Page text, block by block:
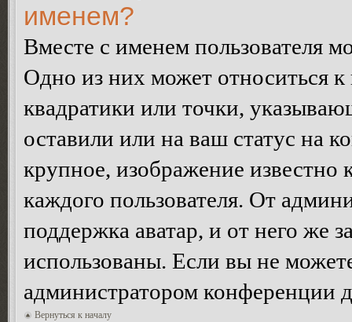
именем?
Вместе с именем пользователя
Одно из них может относиться
квадратики или точки,
оставили или на ваш статус на
крупное, изображение известно
каждого пользователя. От
поддержка аватар, и от него же
использованы. Если вы не
администратором конференции
Вернуться к началу